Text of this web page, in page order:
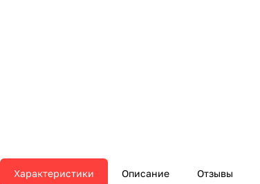
Характеристики Описание Отзывы